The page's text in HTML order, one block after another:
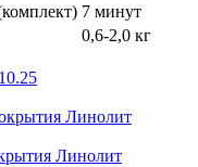
7 минут
0,6-2,0 кг
Линолит
Линолит